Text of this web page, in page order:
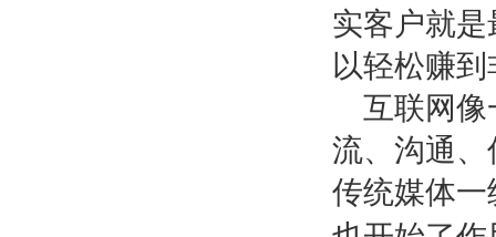
实客户就
以轻松赚
互联网像
流、沟通
传统媒体